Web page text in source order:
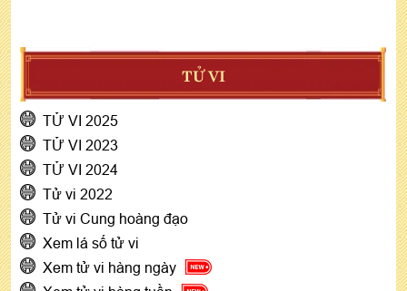
TỬ VI
TỬ VI 2025
TỬ VI 2023
TỬ VI 2024
Tử vi 2022
Tử vi Cung hoàng đạo
Xem lá số tử vi
Xem tử vi hàng ngày